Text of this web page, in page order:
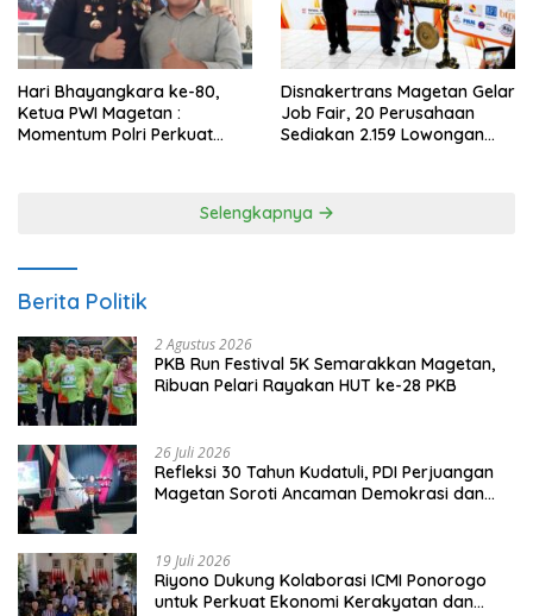
Hari Bhayangkara ke-80,
Ketua PWI Magetan :
Momentum Polri Perkuat
Disnakertrans Magetan Gelar
Job Fair, 20 Perusahaan
Sediakan 2.159 Lowongan
Selengkapnya
Berita Politik
2 Agustus 2026
PKB Run Festival 5K Semarakkan Magetan,
Ribuan Pelari Rayakan HUT ke-28 PKB
26 Juli 2026
Refleksi 30 Tahun Kudatuli, PDI Perjuangan
Magetan Soroti Ancaman Demokrasi dan
19 Juli 2026
Riyono Dukung Kolaborasi ICMI Ponorogo
untuk Perkuat Ekonomi Kerakyatan dan